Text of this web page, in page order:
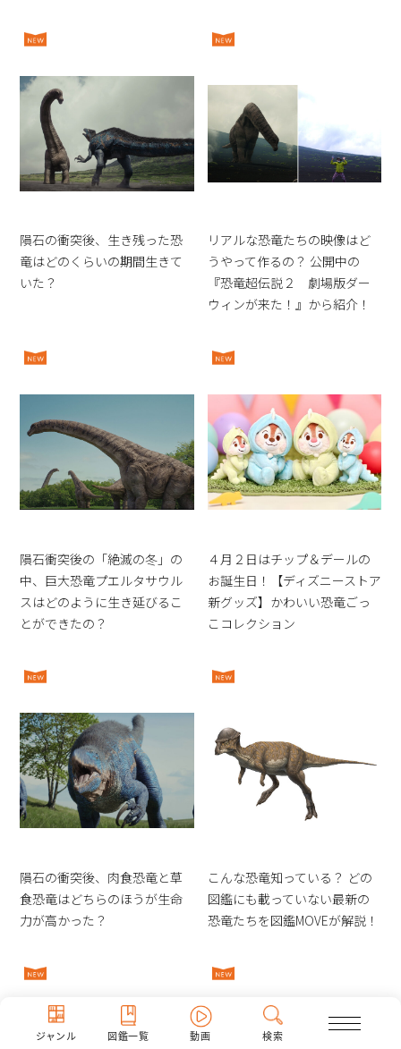
ジャンル 図鑑一覧 動画 検索
隕石の衝突後、生き残った恐
竜はどのくらいの期間生きて
いた？
リアルな恐竜たちの映像はど
うやって作るの？ 公開中の
『恐竜超伝説２ 劇場版ダー
ウィンが来た！』から紹介！
隕石衝突後の「絶滅の冬」の
中、巨大恐竜プエルタサウル
スはどのように生き延びるこ
とができたの？
４月２日はチップ＆デールの
お誕生日！【ディズニーストア
新グッズ】かわいい恐竜ごっ
こコレクション
隕石の衝突後、肉食恐竜と草
食恐竜はどちらのほうが生命
力が高かった？
こんな恐竜知っている？ どの
図鑑にも載っていない最新の
恐竜たちを図鑑MOVEが解説！